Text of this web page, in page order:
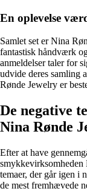
En oplevelse
Samlet set er Nina
fantastisk håndværk
anmeldelser taler for
udvide deres samling
Rønde Jewelry er
De negative
Nina Rønde
Efter at have
smykkevirksomheden
temaer, der går igen i
de mest fremhævede